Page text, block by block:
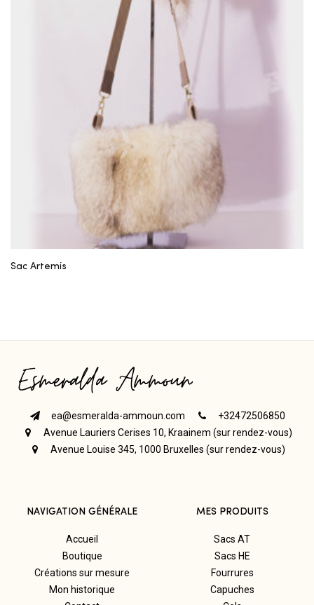
Sac Artemis
ea@esmeralda-ammoun.com
+32472506850
Avenue Lauriers Cerises 10, Kraainem (sur rendez-vous)
Avenue Louise 345, 1000 Bruxelles (sur rendez-vous)
NAVIGATION GÉNÉRALE
Accueil
Boutique
Créations sur mesure
Mon historique
MES PRODUITS
Sacs AT
Sacs HE
Fourrures
Capuches